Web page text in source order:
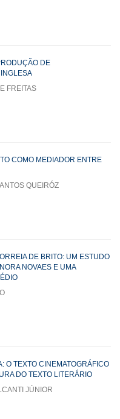
DE
FREITAS
COMO MEDIADOR ENTRE
QUEIRÓZ
DE BRITO: UM ESTUDO
NOVAES E UMA
O TEXTO CINEMATOGRÁFICO
DO TEXTO LITERÁRIO
JÚNIOR